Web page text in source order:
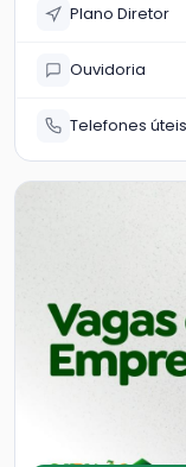
Plano Diretor
Ouvidoria
Telefones úteis